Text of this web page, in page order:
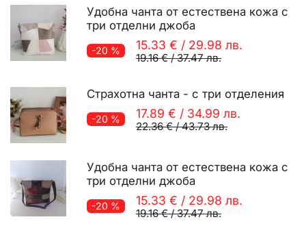
Удобна чанта от естествена кожа с
три отделни джоба
-20 % 15.33 € / 29.98 лв.
19.16 €/37.47 лв.
Страхотна чанта - с три отделения
-20 % 17.89 € / 34.99 лв.
22.36 €/43.73 лв.
Удобна чанта от естествена кожа с
три отделни джоба
-20 % 15.33 € / 29.98 лв.
19.16 €/37.47 лв.